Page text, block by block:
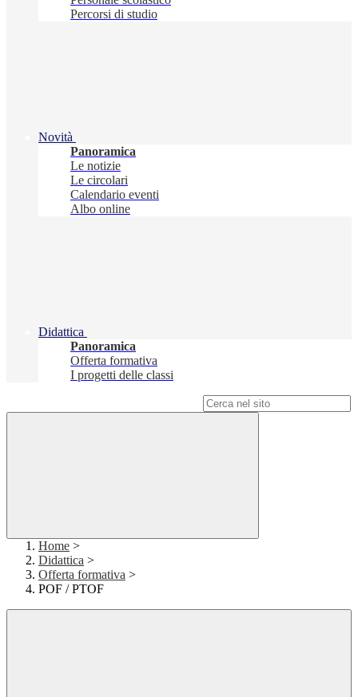
Percorsi di studio
Novità
Panoramica
Le notizie
Le circolari
Calendario eventi
Albo online
Didattica
Panoramica
Offerta formativa
I progetti delle classi
Home >
Didattica >
Offerta formativa >
POF / PTOF